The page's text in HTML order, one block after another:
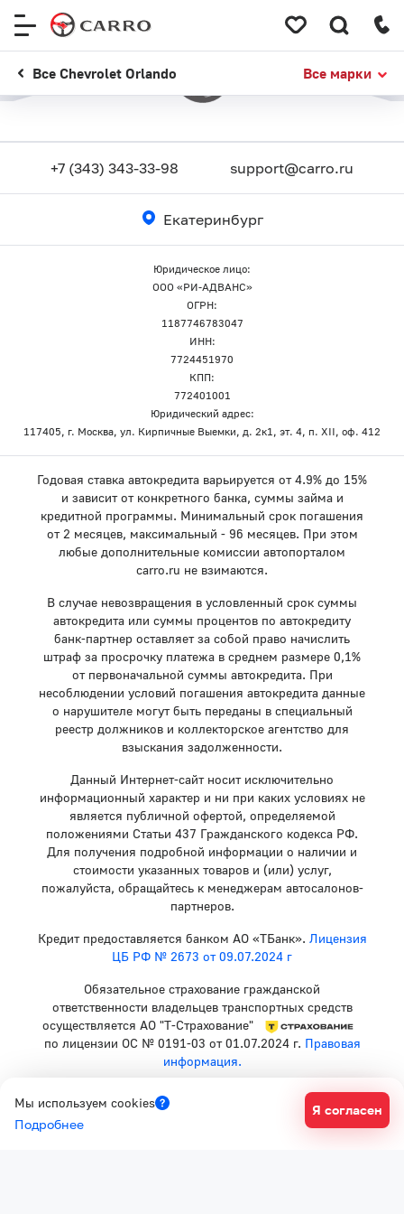
Все Chevrolet Orlando Все марки
+7 (343) 343-33-98 support@carro.ru
Екатеринбург
Юридическое лицо:
ООО «РИ-АДВАНС»
ОГРН:
1187746783047
ИНН:
7724451970
КПП:
772401001
Юридический адрес:
117405, г. Москва, ул. Кирпичные Выемки, д. 2к1, эт. 4, п. XII, оф. 412
Годовая ставка автокредита варьируется от 4.9% до 15%
и зависит от конкретного банка, суммы займа и
кредитной программы. Минимальный срок погашения
от 2 месяцев, максимальный - 96 месяцев. При этом
любые дополнительные комиссии автопорталом
carro.ru не взимаются.
В случае невозвращения в условленный срок суммы
автокредита или суммы процентов по автокредиту
банк-партнер оставляет за собой право начислить
штраф за просрочку платежа в среднем размере 0,1%
от первоначальной суммы автокредита. При
несоблюдении условий погашения автокредита данные
о нарушителе могут быть переданы в специальный
реестр должников и коллекторское агентство для
взыскания задолженности.
Данный Интернет-сайт носит исключительно
информационный характер и ни при каких условиях не
является публичной офертой, определяемой
положениями Статьи 437 Гражданского кодекса РФ.
Для получения подробной информации о наличии и
стоимости указанных товаров и (или) услуг,
пожалуйста, обращайтесь к менеджерам автосалонов-
партнеров.
Кредит предоставляется банком АО «ТБанк». Лицензия
ЦБ РФ № 2673 от 09.07.2024 г
Обязательное страхование гражданской
ответственности владельцев транспортных средств
осуществляется АО "Т-Страхование"
по лицензии ОС № 0191-03 от 01.07.2024 г. Правовая
информация.
Политика конфиденциальности
Согласие на рекламную рассылку
Мы используем cookies
Подробнее
Я согласен